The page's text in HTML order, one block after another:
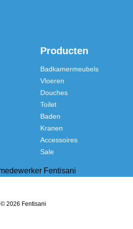
Producten
Badkamermeubels
Vloeren
Douches
Toilet
Baden
Kranen
Accessoires
Sale
© 2026 Fentisani